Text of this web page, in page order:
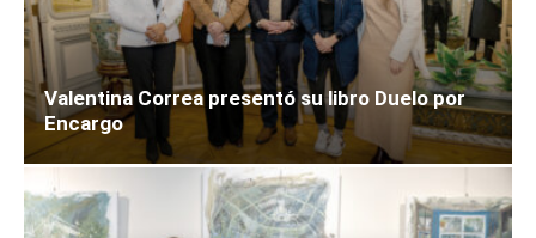
Valentina Correa presentó su libro Duelo por
Encargo